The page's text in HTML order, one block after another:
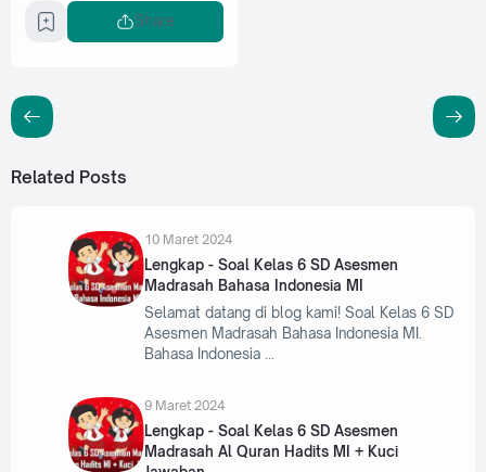
Share
Related Posts
10 Maret 2024
Lengkap - Soal Kelas 6 SD Asesmen
Madrasah Bahasa Indonesia MI
Selamat datang di blog kami! Soal Kelas 6 SD
Asesmen Madrasah Bahasa Indonesia MI.
Bahasa Indonesia
9 Maret 2024
Lengkap - Soal Kelas 6 SD Asesmen
Madrasah Al Quran Hadits MI + Kuci